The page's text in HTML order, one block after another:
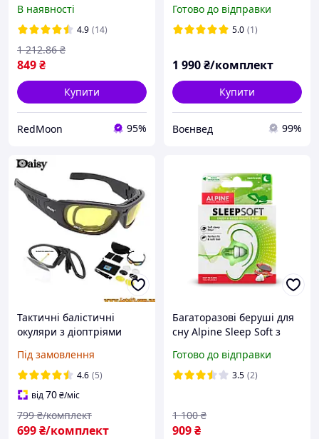
радіостанція / Комплект
рацій
В наявності
4.9 (14)
849₴
1 212.86 ₴
Купити
RedMoon 95%
кейсом
Готово до відправки
5.0 (1)
1 990₴/комплект
Купити
Воєнвед 99%
Тактичні балістичні
окуляри з діоптріями
ЗСУ стрільби страйкбола
поляризаційні зі
змінними лінзами
Під замовлення
4.6 (5)
від70₴/міс
699₴/комплект
799 ₴/комплект
Багаторазові беруші для
сну Alpine Sleep Soft з
Готово до відправки
3.5 (2)
909₴
1 100 ₴